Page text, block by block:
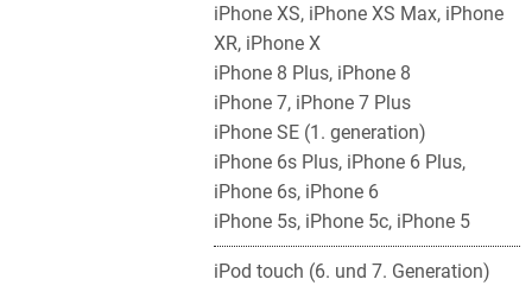
iPhone XS, iPhone XS Max, iPhone
XR, iPhone X
iPhone 8 Plus, iPhone 8
iPhone 7, iPhone 7 Plus
iPhone SE (1. generation)
iPhone 6s Plus, iPhone 6 Plus,
iPhone 6s, iPhone 6
iPhone 5s, iPhone 5c, iPhone 5
iPod touch (6. und 7. Generation)